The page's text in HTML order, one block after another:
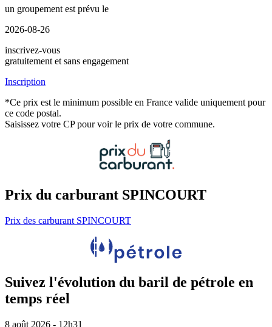
un groupement est prévu le
2026-08-26
inscrivez-vous
gratuitement et sans engagement
Inscription
*Ce prix est le minimum possible en France valide uniquement pour
ce code postal.
Saisissez votre CP pour voir le prix de votre commune.
Prix du carburant SPINCOURT
Prix des carburant SPINCOURT
Suivez l'évolution du baril de pétrole en
temps réel
8 août 2026 - 12h31